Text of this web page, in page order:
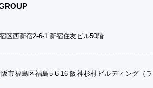
区西新宿2-6-1 新宿住友ビル50階
市福島区福島5-6-16 阪神杉村ビルディング（ラ